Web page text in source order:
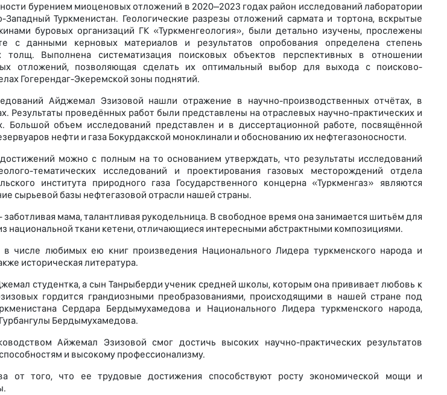
бурением миоценовых отложений в 2020–2023 годах район исследований лаборатории
Туркменистан. Геологические разрезы отложений сармата и тортона, вскрытые
буровых организаций ГК «Туркменгеология», были детально изучены, прослежены
с данными керновых материалов и результатов опробования определена степень
толщ. Выполнена систематизация поисковых объектов перспективных в отношении
отложений, позволяющая сделать их оптимальный выбор для выхода с поисково-
Гогерендаг-Экеремской зоны поднятий.
Айджемал Эзизовой нашли отражение в научно-производственных отчётах, в
Результаты проведённых работ были представлены на отраслевых научно-практических и
Большой объем исследований представлен и в диссертационной работе, посвящённой
нефти и газа Бокурдакской моноклинали и обоснованию их нефтегазоносности.
можно с полным на то основанием утверждать, что результаты исследований
тематических исследований и проектирования газовых месторождений отдела
института природного газа Государственного концерна «Туркменгаз» являются
сырьевой базы нефтегазовой отрасли нашей страны.
мама, талантливая рукодельница. В свободное время она занимается шитьём для
национальной ткани кетени, отличающиеся интересными абстрактными композициями.
числе любимых ею книг произведения Национального Лидера туркменского народа и
историческая литература.
студентка, а сын Танрыберди ученик средней школы, которым она прививает любовь к
гордится грандиозными преобразованиями, происходящими в нашей стране под
Сердара Бердымухамедова и Национального Лидера туркменского народа,
Бердымухамедова.
Айжемал Эзизовой смог достичь высоких научно-практических результатов
и высокому профессионализму.
от того, что ее трудовые достижения способствуют росту экономической мощи и